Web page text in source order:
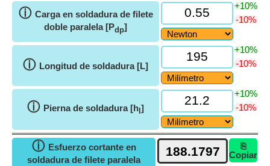
ⓘ Carga en soldadura de filete
doble paralela [Pdp]
+10%
-10%
ⓘ Longitud de soldadura [L]
+10%
-10%
ⓘ Pierna de soldadura [h ]
+10%
-10%
ⓘ Esfuerzo cortante en
soldadura de filete paralela
⎘
Copiar